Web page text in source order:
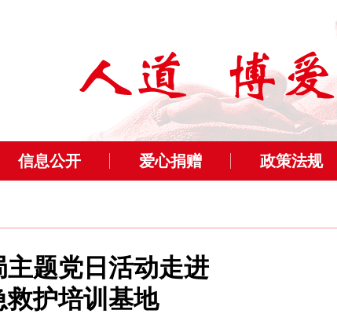
信息公开 爱心捐赠 政策法规
题党日活动走进
护培训基地